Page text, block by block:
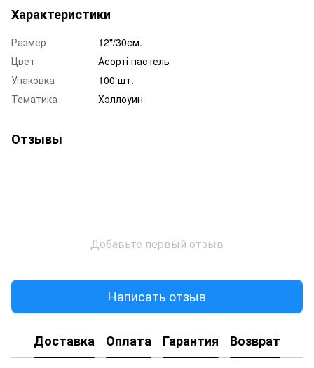
Характеристики
Размер
12"/30см.
Цвет
Асорті пастель
Упаковка
100 шт.
Тематика
Хэллоуин
Отзывы
Добавьте первый отзыв
Написать отзыв
Доставка Оплата Гарантия Возврат